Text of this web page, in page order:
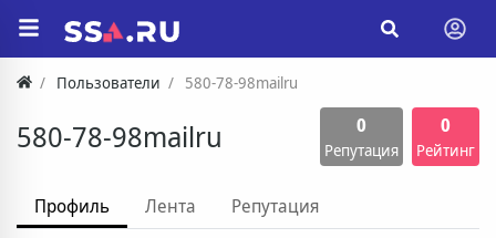
Пользователи 580-78-98mailru
580-78-98mailru 0
Репутация
0
Рейтинг
Профиль Лента Репутация